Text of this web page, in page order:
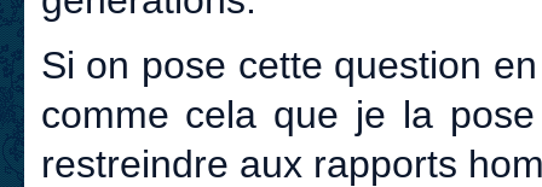
Si on pose cette question
comme cela que je la
restreindre aux rapports